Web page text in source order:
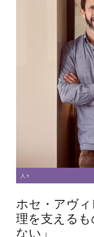
人々
ホセ・アヴ
理を支える
ない」